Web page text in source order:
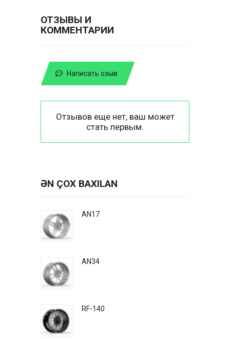
ОТЗЫВЫ И
КОММЕНТАРИИ
Написать озыв
Отзывов еще нет, ваш может
стать первым.
ƏN ÇOX BAXILAN
AN17
AN34
RF-140